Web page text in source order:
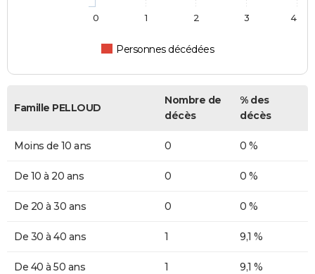
Personnes décédées
0 1 2 3 4
Famille PELLOUD
Nombre de
décès
% des
décès
Moins de 10 ans 0 0 %
De 10 à 20 ans 0 0 %
De 20 à 30 ans 0 0 %
De 30 à 40 ans 1 9,1 %
De 40 à 50 ans 1 9,1 %